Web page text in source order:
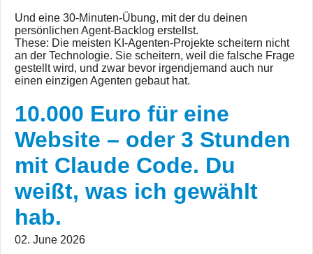
Und eine 30-Minuten-Übung, mit der du deinen
persönlichen Agent-Backlog erstellst.
These: Die meisten KI-Agenten-Projekte scheitern nicht
an der Technologie. Sie scheitern, weil die falsche Frage
gestellt wird, und zwar bevor irgendjemand auch nur
einen einzigen Agenten gebaut hat.
10.000 Euro für eine
Website – oder 3 Stunden
mit Claude Code. Du
weißt, was ich gewählt
hab.
02. June 2026